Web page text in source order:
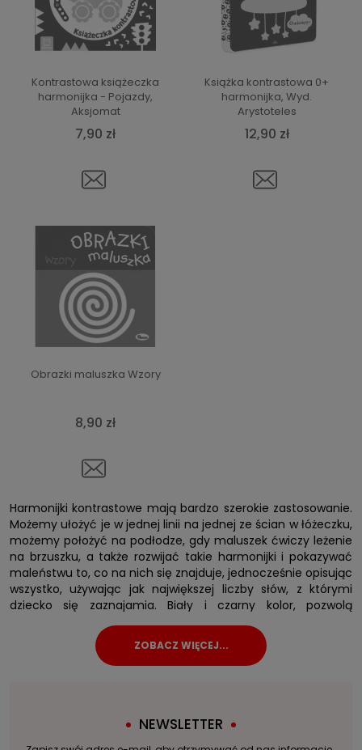
Kontrastowa książeczka
harmonijka - Pojazdy,
Aksjomat
7,90 zł
Książka kontrastowa 0+
harmonijka, Wyd.
Arystoteles
12,90 zł
Obrazki maluszka Wzory
8,90 zł
Harmonijki kontrastowe mają bardzo szerokie zastosowanie.
Możemy ułożyć je w jednej linii na jednej ze ścian w łóżeczku,
możemy położyć na podłodze, gdy maluszek ćwiczy leżenie
na brzuszku, a także rozwijać takie harmonijki i pokazywać
maleństwu to, co na nich się znajduje, jednocześnie opisując
wszystko, używając jak największej liczby słów, z którymi
dziecko się zaznajamia. Biały i czarny kolor, pozwolą
kształtów. Książeczki kontrastowe dla noworodka w takiej
formie to doskonała inwestycja w przyszłość, prawidłowy
rozwój młodego człowieka.
Zastanawiając się nad tym, jak już od pierwszych dni życia
rozwijać niemowlaka, a jednocześnie zapewnić mu
NEWSLETTER